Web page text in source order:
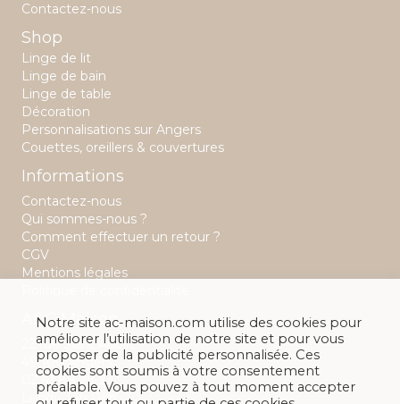
Contactez-nous
Shop
Linge de lit
Linge de bain
Linge de table
Décoration
Personnalisations sur Angers
Couettes, oreillers & couvertures
Informations
Contactez-nous
Qui sommes-nous ?
Comment effectuer un retour ?
CGV
Mentions légales
A&C Maison
22 rue Saint Aubin
49 100 Angers
02 41 88 28 32
Lundi : 14h -19h
Notre site ac-maison.com utilise des cookies pour
améliorer l’utilisation de notre site et pour vous
proposer de la publicité personnalisée. Ces
cookies sont soumis à votre consentement
préalable. Vous pouvez à tout moment accepter